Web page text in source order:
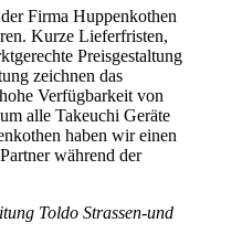
Firma Huppenkothen
Kurze Lieferfristen,
Preisgestaltung
zeichnen das
Verfügbarkeit von
alle Takeuchi Geräte
haben wir einen
während der
Toldo Strassen-und